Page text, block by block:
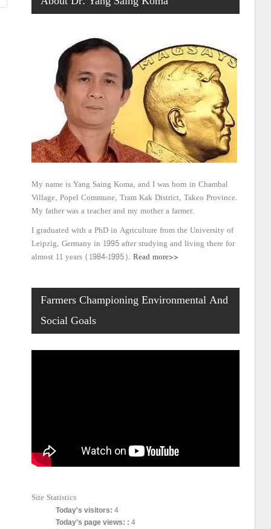
My name is Yang Saing Koma, and I was born in Chambal
Village, Popel Commune, Tram Kak District, Takeo Province.
My father was a teacher and my mother a farmer.
I graduated with a PhD in Agriculture from the University of
Leipzig, Germany in 1995 after studying and living there for
almost 11 years (1984-1995). Read more>>
Farmers Championing Environmental And
Social Goals
Site Statistics
Today's visitors: 4
Today's page views: : 4